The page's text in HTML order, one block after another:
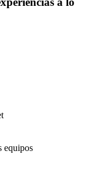
equipos